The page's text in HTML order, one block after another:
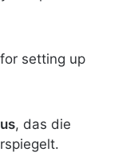
setting up
, das die